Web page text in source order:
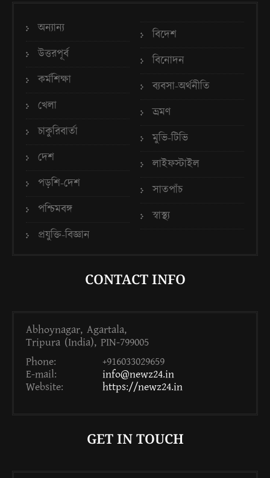
অন্যান্য
উত্তরপূর্ব
কর্মশিক্ষা
খেলা
চাকুরিবার্তা
দেশ
পড়শি-দেশ
পশ্চিমবঙ্গ
প্রযুক্তি-বিজ্ঞান
বিদেশ
বিনোদন
ব্যবসা-অর্থনীতি
ভ্রমণ
মুভি-টিভি
লাইফস্টাইল
সাতপাঁচ
স্বাস্থ্য
CONTACT INFO
Abhoynagar, Agartala,
Tripura (India), PIN-799005
Phone:
+916033029659
E-mail:
info@newz24.in
Website:
https://newz24.in
GET IN TOUCH